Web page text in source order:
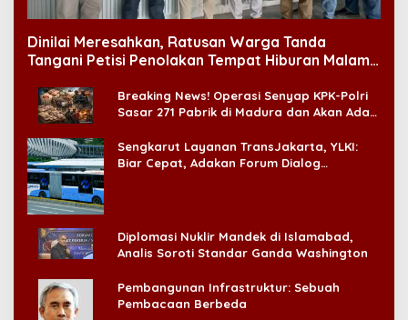
Dinilai Meresahkan, Ratusan Warga Tanda
Tangani Petisi Penolakan Tempat Hiburan Malam
Breaking News! Operasi Senyap KPK-Polri
Sasar 271 Pabrik di Madura dan Akan Ada
Sengkarut Layanan TransJakarta, YLKI:
Biar Cepat, Adakan Forum Dialog
Diplomasi Nuklir Mandek di Islamabad,
Analis Soroti Standar Ganda Washington
Pembangunan Infrastruktur: Sebuah
Pembacaan Berbeda